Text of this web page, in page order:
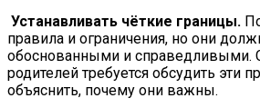
Устанавливать чёткие границы.
правила и ограничения, но они
обоснованными и справедливыми.
родителей требуется обсудить эти
объяснить, почему они важны.